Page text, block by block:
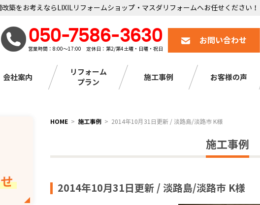
築をお考えならLIXILリフォームショップ・マスダリフォームへお任せください！
050-7586-3630
営業時間：8:00～17:00 定休日：第2/第4土曜・日曜・祝日
お問い合わせ
会社案内
リフォーム
プラン
施工事例 お客様の声
HOME 施工事例 2014年10月31日更新 / 淡路島/淡路市 K様
施工事例
2014年10月31日更新 / 淡路島/淡路市 K様